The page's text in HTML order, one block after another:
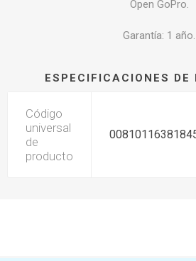
Open GoPro.
Garantía: 1 año.
ESPECIFICACIONES DE
Código
universal
de
producto